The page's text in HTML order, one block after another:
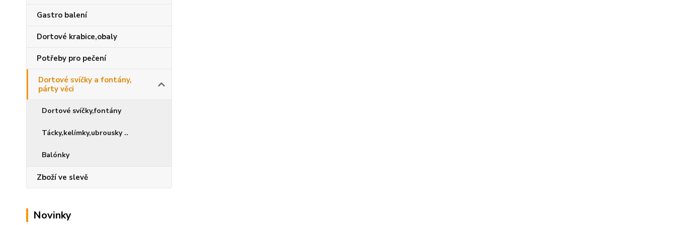
Gastro balení
Dortové krabice,obaly
Potřeby pro pečení
Dortové svíčky a fontány,
párty věci
Dortové svíčky,fontány
Tácky,kelímky,ubrousky ..
Balónky
Zboží ve slevě
Novinky